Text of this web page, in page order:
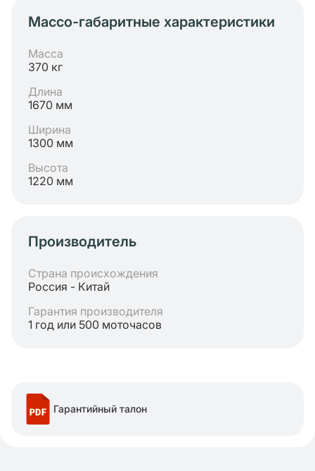
Массо-габаритные характеристики
Масса
370 кг
Длина
1670 мм
Ширина
1300 мм
Высота
1220 мм
Производитель
Страна происхождения
Россия - Китай
Гарантия производителя
1 год или 500 моточасов
Гарантийный талон